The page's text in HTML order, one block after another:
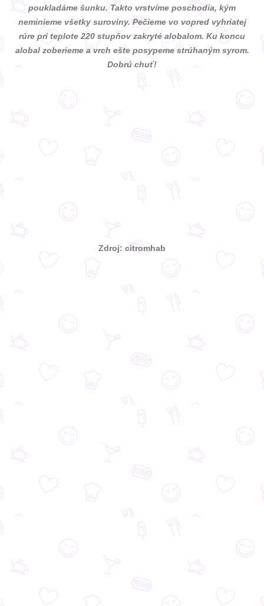
poukladáme šunku. Takto vrstvíme poschodia, kým
neminieme všetky suroviny. Pečieme vo vopred vyhriatej
rúre pri teplote 220 stupňov zakryté alobalom. Ku koncu
alobal zoberieme a vrch ešte posypeme strúhaným syrom.
Dobrú chuť!
Zdroj: citromhab